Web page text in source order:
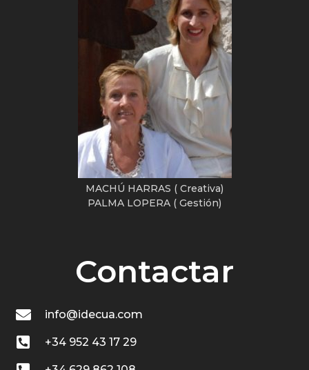
MACHÚ HARRAS ( Creativa)
PALMA LOPERA ( Gestión)
Contactar
info@idecua.com
+34 952 43 17 29